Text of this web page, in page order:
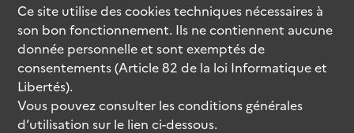
Ce site utilise descookiestechniques nécessaires à
son bon fonctionnement. Ils ne contiennent aucune
donnée personnelle et sont exemptés de
consentements (Article 82 de la loi Informatique et
Libertés).
Vous pouvez consulter les conditions générales
d’utilisation sur le lien ci-dessous.